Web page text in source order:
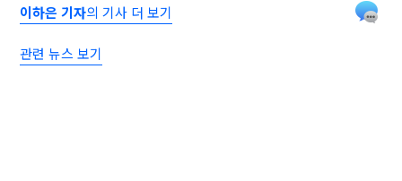
이하은 기자의 기사 더 보기
관련 뉴스 보기